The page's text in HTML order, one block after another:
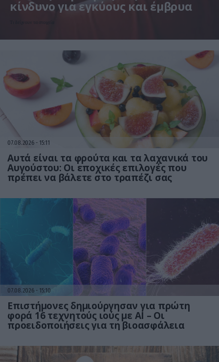
κίνδυνο για εγκύους και έμβρυα
07.08.2026 15:11
Αυτά είναι τα φρούτα και τα λαχανικά του
Αυγούστου: Οι εποχικές επιλογές που
πρέπει να βάλετε στο τραπέζι σας
07.08.2026 15:10
Επιστήμονες δημιούργησαν για πρώτη
φορά 16 τεχνητούς ιούς με AI – Οι
προειδοποιήσεις για τη βιοασφάλεια